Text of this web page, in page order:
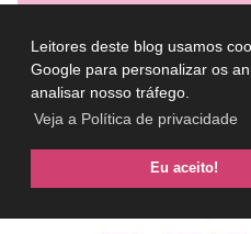
Leitores deste blog usamos
Google para personalizar os
analisar nosso tráfego.
Veja a Política de privacidade
Eu aceito!
Ganhe desconto usando